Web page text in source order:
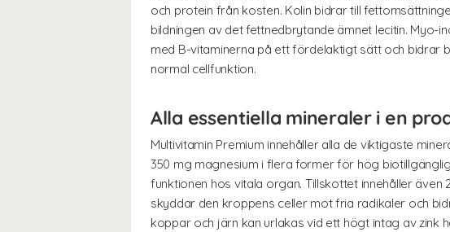
och protein från kosten. Kolin bidrar till
bildningen av det fettnedbrytande ämnet lecitin. Myo-
med B-vitaminerna på ett fördelaktigt sätt och bidrar
normal cellfunktion.
Alla essentiella mineraler i en
Multivitamin Premium innehåller alla de viktigaste
350 mg magnesium i flera former för hög
funktionen hos vitala organ. Tillskottet innehåller även
skyddar den kroppens celler mot fria radikaler och
koppar och järn kan urlakas vid ett högt intag av zink